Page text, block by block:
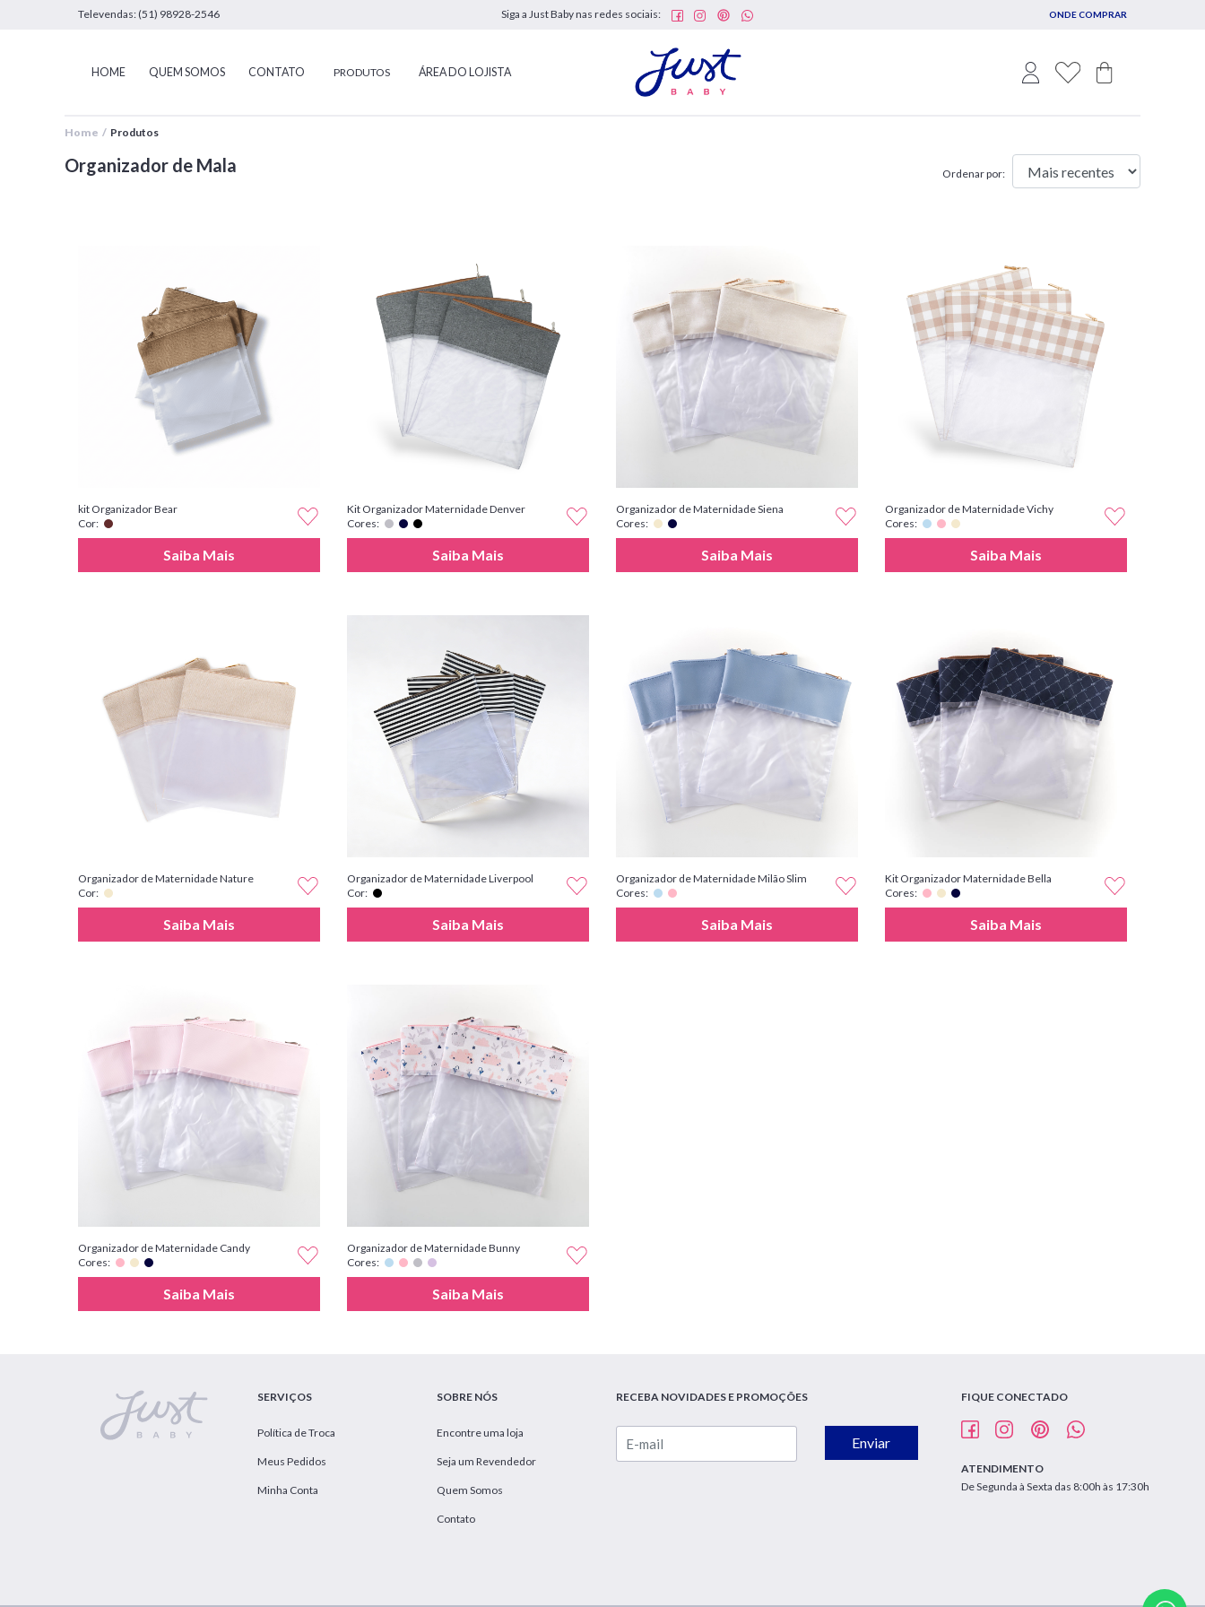
Televendas: (51) 98928-2546 Siga a Just Baby nas redes sociais: ONDE COMPRAR
HOME QUEM SOMOS CONTATO PRODUTOS ÁREA DO LOJISTA
Home / Produtos
Organizador de Mala Ordenar por:
kit Organizador Bear
Cor:
Saiba Mais
Kit Organizador Maternidade Denver
Cores:
Saiba Mais
Organizador de Maternidade Siena
Cores:
Saiba Mais
Organizador de Maternidade Vichy
Cores:
Saiba Mais
Organizador de Maternidade Nature
Cor:
Saiba Mais
Organizador de Maternidade Liverpool
Cor:
Saiba Mais
Organizador de Maternidade Milão Slim
Cores:
Saiba Mais
Kit Organizador Maternidade Bella
Cores:
Saiba Mais
Organizador de Maternidade Candy
Cores:
Saiba Mais
Organizador de Maternidade Bunny
Cores:
Saiba Mais
SERVIÇOS
Política de Troca
Meus Pedidos
Minha Conta
SOBRE NÓS
Encontre uma loja
Seja um Revendedor
Quem Somos
Contato
RECEBA NOVIDADES E PROMOÇÕES
Enviar
FIQUE CONECTADO
ATENDIMENTO
De Segunda à Sexta das 8:00h às 17:30h